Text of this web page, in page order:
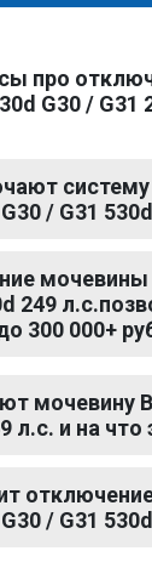
про
G30 / G31
систему
/ G31
мочевины
249
300 000+
мочевину
л.с. и на что
/ G31